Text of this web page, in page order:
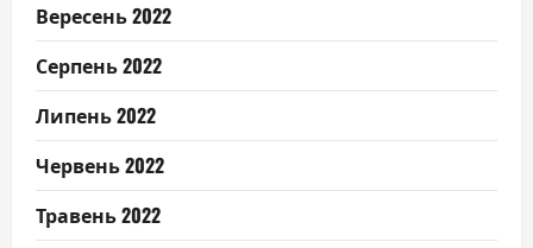
Вересень 2022
Серпень 2022
Липень 2022
Червень 2022
Травень 2022